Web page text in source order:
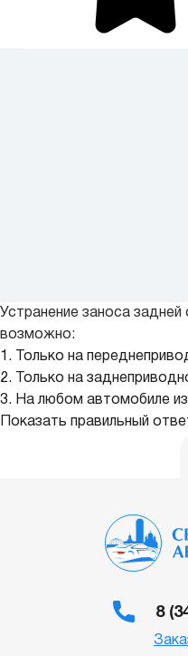
Устранение заноса задней
возможно:
1. Только на
2. Только на
3. На любом автомобиле из
Показать правильный
8